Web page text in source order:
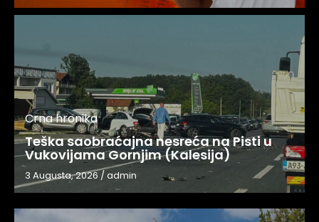
Crna hronika
Teška saobraćajna nesreća na Pisti u
Vukovijama Gornjim (Kalesija)
3 Augusta, 2026/admin